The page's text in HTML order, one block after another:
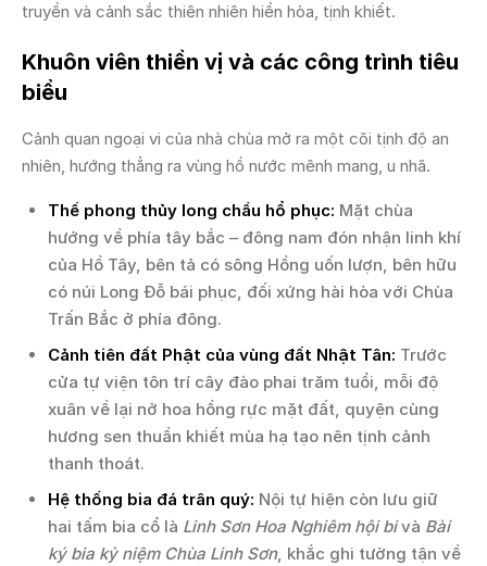
truyền và cảnh sắc thiên nhiên hiền hòa, tịnh khiết.
Khuôn viên thiền vị và các công trình tiêu
biểu
Cảnh quan ngoại vi của nhà chùa mở ra một cõi tịnh độ an
nhiên, hướng thẳng ra vùng hồ nước mênh mang, u nhã.
Thế phong thủy long chầu hổ phục: Mặt chùa
hướng về phía tây bắc – đông nam đón nhận linh khí
của Hồ Tây, bên tả có sông Hồng uốn lượn, bên hữu
có núi Long Đỗ bái phục, đối xứng hài hòa với Chùa
Trấn Bắc ở phía đông.
Cảnh tiên đất Phật của vùng đất Nhật Tân: Trước
cửa tự viện tôn trí cây đào phai trăm tuổi, mỗi độ
xuân về lại nở hoa hồng rực mặt đất, quyện cùng
hương sen thuần khiết mùa hạ tạo nên tịnh cảnh
thanh thoát.
Hệ thống bia đá trân quý: Nội tự hiện còn lưu giữ
hai tấm bia cổ là Linh Sơn Hoa Nghiêm hội bivà Bài
ký bia kỷ niệm Chùa Linh Sơn, khắc ghi tường tận về